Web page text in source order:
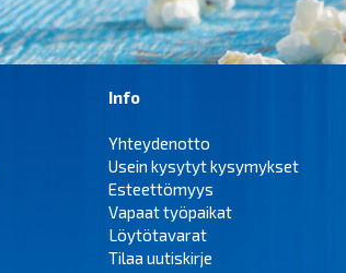
Info
Yhteydenotto
Usein kysytyt kysymykset
Esteettömyys
Vapaat työpaikat
Löytötavarat
Tilaa uutiskirje